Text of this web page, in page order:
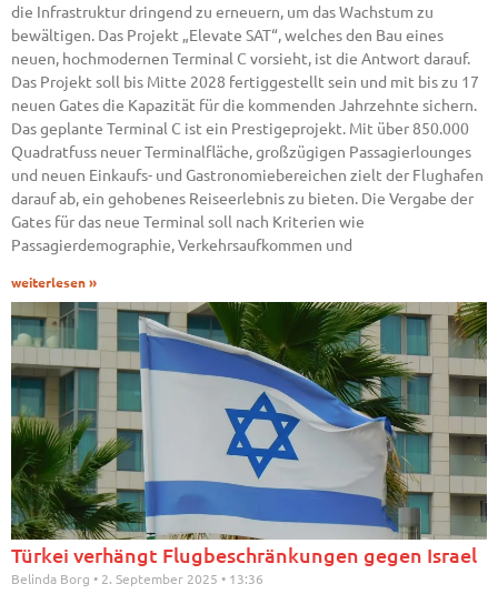
die Infrastruktur dringend zu erneuern, um das Wachstum zu
bewältigen. Das Projekt „Elevate SAT“, welches den Bau eines
neuen, hochmodernen Terminal C vorsieht, ist die Antwort darauf.
Das Projekt soll bis Mitte 2028 fertiggestellt sein und mit bis zu 17
neuen Gates die Kapazität für die kommenden Jahrzehnte sichern.
Das geplante Terminal C ist ein Prestigeprojekt. Mit über 850.000
Quadratfuss neuer Terminalfläche, großzügigen Passagierlounges
und neuen Einkaufs- und Gastronomiebereichen zielt der Flughafen
darauf ab, ein gehobenes Reiseerlebnis zu bieten. Die Vergabe der
Gates für das neue Terminal soll nach Kriterien wie
Passagierdemographie, Verkehrsaufkommen und
weiterlesen »
Türkei verhängt Flugbeschränkungen gegen Israel
Belinda Borg 2. September 2025 13:36